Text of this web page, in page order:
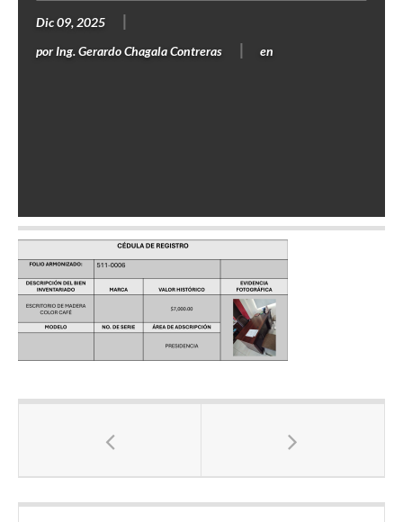
Dic 09, 2025
porIng. Gerardo Chagala Contreras en